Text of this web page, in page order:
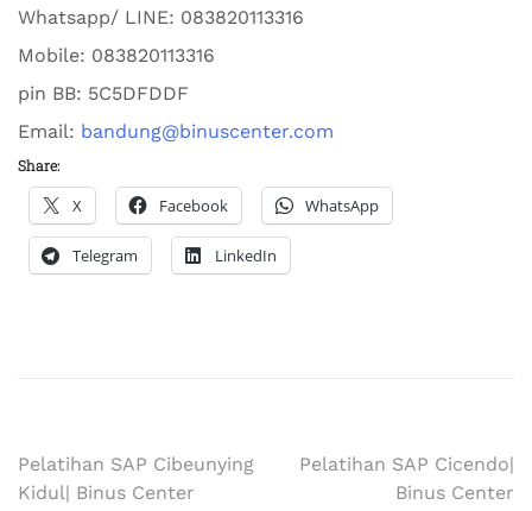
Whatsapp/ LINE: 083820113316
Mobile: 083820113316
pin BB: 5C5DFDDF
Email: bandung@binuscenter.com
Share:
X Facebook WhatsApp
Telegram LinkedIn
Pelatihan SAP Cibeunying
Kidul| Binus Center
Pelatihan SAP Cicendo|
Binus Center